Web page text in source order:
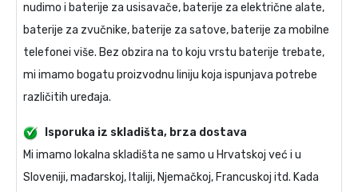
nudimo i baterije za usisavače, baterije za električne alate,
baterije za zvučnike, baterije za satove, baterije za mobilne
telefonei više. Bez obzira na to koju vrstu baterije trebate,
mi imamo bogatu proizvodnu liniju koja ispunjava potrebe
različitih uređaja.
Isporuka iz skladišta, brza dostava
Mi imamo lokalna skladišta ne samo u Hrvatskoj već i u
Sloveniji, mađarskoj, Italiji, Njemačkoj, Francuskoj itd. Kada